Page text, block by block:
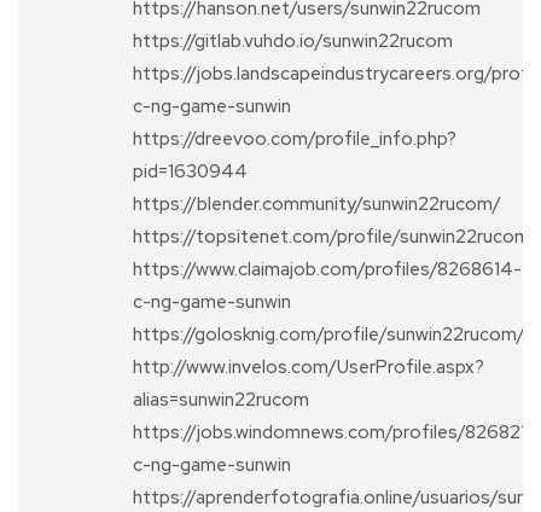
https://hanson.net/users/sunwin22rucom
https://gitlab.vuhdo.io/sunwin22rucom
https://jobs.landscapeindustrycareers.org/
c-ng-game-sunwin
https://dreevoo.com/profile_info.php?
pid=1630944
https://blender.community/sunwin22rucom/
https://topsitenet.com/profile/
https://www.claimajob.com/profiles/8268614-
c-ng-game-sunwin
https://golosknig.com/profile/sunwin22rucom/
http://www.invelos.com/UserProfile.aspx?
alias=sunwin22rucom
https://jobs.windomnews.com/profiles/
c-ng-game-sunwin
https://aprenderfotografia.online/usuarios/